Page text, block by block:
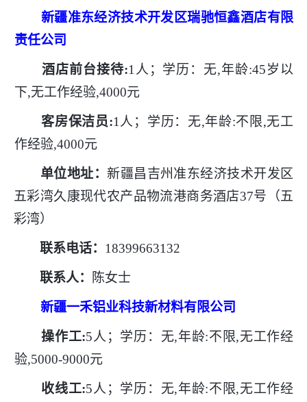
新疆准东经济技术开发区瑞驰恒鑫酒店有限
责任公司
酒店前台接待:1人；学历：无,年龄:45岁以
下,无工作经验,4000元
客房保洁员:1人；学历：无,年龄:不限,无工
作经验,4000元
单位地址：新疆昌吉州准东经济技术开发区
五彩湾久康现代农产品物流港商务酒店37号（五
彩湾）
联系电话： 18399663132
联系人： 陈女士
新疆一禾铝业科技新材料有限公司
操作工:5人；学历：无,年龄:不限,无工作经
验,5000-9000元
收线工:5人；学历：无,年龄:不限,无工作经